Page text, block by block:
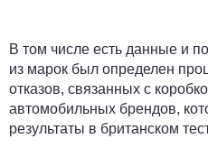
В том числе есть данные и
из марок был определен
отказов, связанных с
автомобильных брендов,
результаты в британском